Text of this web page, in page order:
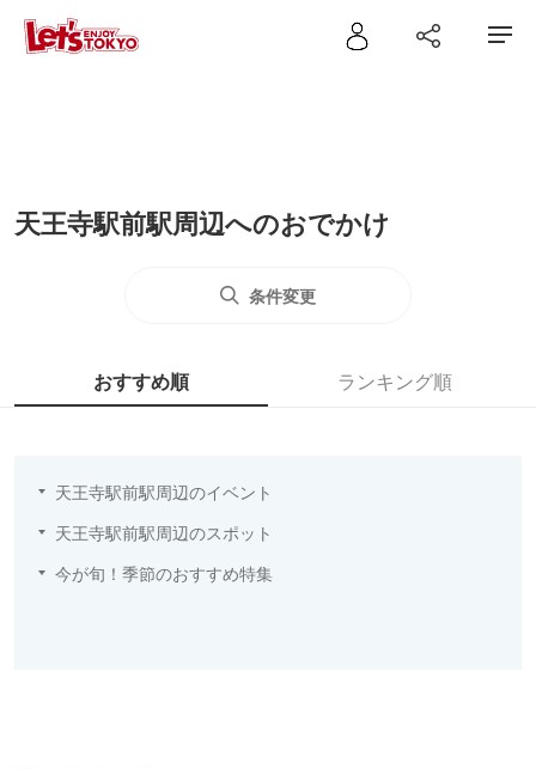
天王寺駅前駅周辺へのおでかけ
条件変更
おすすめ順 ランキング順
天王寺駅前駅周辺のイベント
天王寺駅前駅周辺のスポット
今が旬！季節のおすすめ特集